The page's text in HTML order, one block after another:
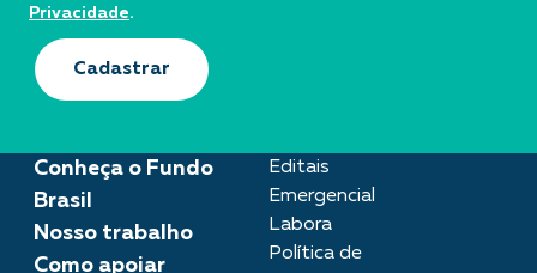
Conheça o Fundo
Brasil
Nosso trabalho
Como apoiar
Editais
Emergencial
Labora
Política de
Privacidade.
Cadastrar